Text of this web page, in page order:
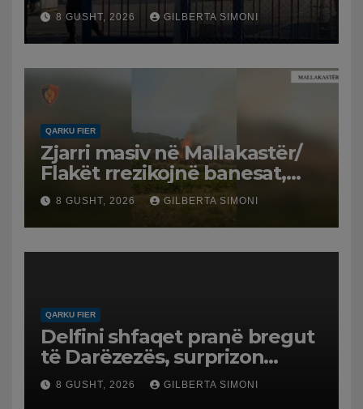
spital
8 GUSHT, 2026 GILBERTA SIMONI
QARKU FIER
Zjarri masiv në Mallakastër/
Flakët rrezikojnë banesat,
Policia evakuon disa familje
në Koilac
8 GUSHT, 2026 GILBERTA SIMONI
QARKU FIER
Delfini shfaqet pranë bregut
të Darëzezës, surprizon
pushuesit dhe banorët
8 GUSHT, 2026 GILBERTA SIMONI